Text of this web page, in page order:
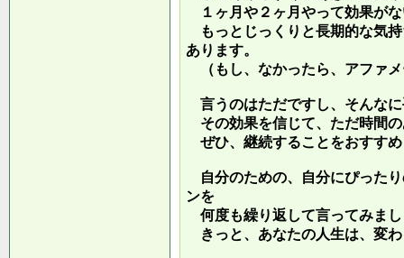
１ヶ月や２ヶ月やって効果が
もっとじっくりと長期的な気
あります。
（もし、なかったら、アファ
言うのはただですし、そんな
その効果を信じて、ただ時間
ぜひ、継続することをおすす
自分のための、自分にぴった
ンを
何度も繰り返して言ってみま
きっと、あなたの人生は、変